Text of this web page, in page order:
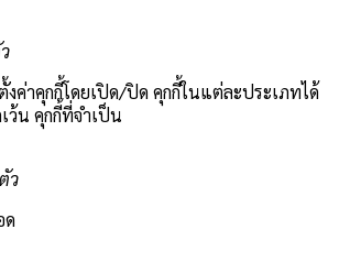
งค่าคุกกี้โดยเปิด/ปิด คุกกี้ในแต่ละประเภทได้
ว้น คุกกี้ที่จำเป็น
ว
ด